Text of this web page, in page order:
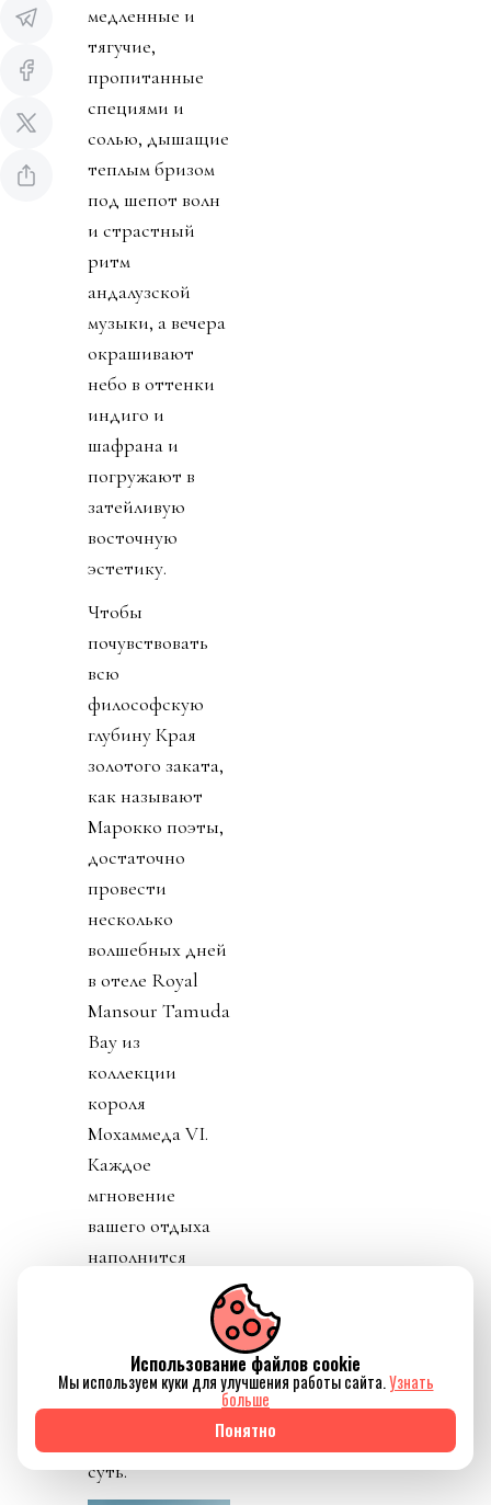
медленные и
тягучие,
пропитанные
специями и
солью, дышащие
теплым бризом
под шепот волн
и страстный
ритм
андалузской
музыки, а вечера
окрашивают
небо в оттенки
индиго и
шафрана и
погружают в
затейливую
восточную
эстетику.
Чтобы
почувствовать
всю
философскую
глубину Края
золотого заката,
как называют
Марокко поэты,
достаточно
провести
несколько
волшебных дней
в отеле Royal
Mansour Tamuda
Bay из
коллекции
короля
Мохаммеда VI.
Каждое
мгновение
вашего отдыха
наполнится
впечатлениями и
раскрыть свою
самую
суть.
Использование файлов cookie
Мы используем куки для улучшения работы сайта.Узнать
больше
Понятно